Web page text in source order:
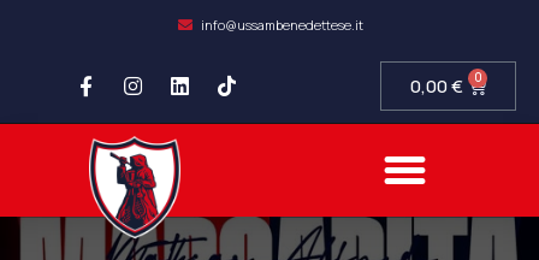
info@ussambenedettese.it
0,00€ 0